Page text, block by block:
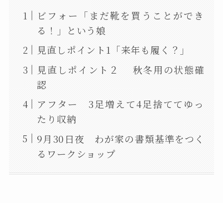
ビフォー「まだ靴を買うことができ
る！」という娘
見直しポイント1「来年も履く？」
見直しポイント２ 秋冬用の状態確
認
アフター 3足増えて4足捨ててゆっ
たり収納
9月30日夜 わが家の書類基準をつく
るワークショップ